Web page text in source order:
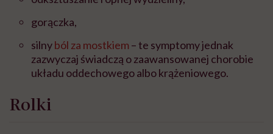
gorączka,
silnyból za mostkiem – te symptomy jednak
zazwyczaj świadczą o zaawansowanej chorobie
układu oddechowego albo krążeniowego.
Rolki